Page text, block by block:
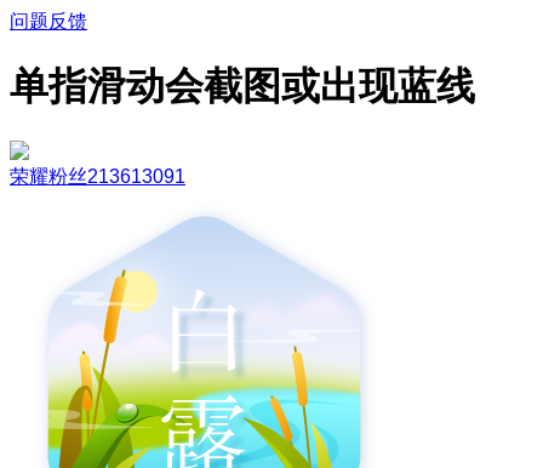
问题反馈
单指滑动会截图或出现蓝线
荣耀粉丝213613091